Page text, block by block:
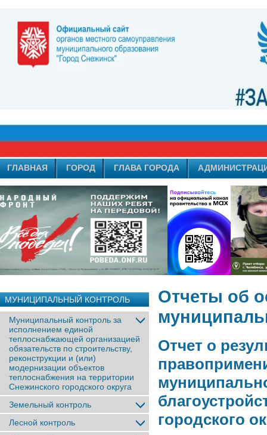
ГЛАВНАЯ ГОРОД ГЛАВА ГОРОДА
МУНИЦИПАЛЬНЫЙ КОНТРОЛЬ
Муниципальный контроль за
исполнением единой
теплоснабжающей организацией
обязательств по строительству,
реконструкции и (или)
модернизации объектов
теплоснабжения на территории
Снежинского городского округа
Земельный контроль
Лесной контроль
Отчеты об
Отчет о
городского